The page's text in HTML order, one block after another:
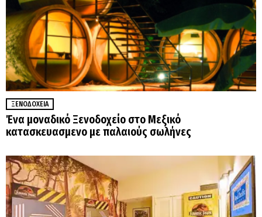
ΞΕΝΟΔΟΧΕΊΑ
Ένα μοναδικό Ξενοδοχείο στο Μεξικό
κατασκευασμενο με παλαιούς σωλήνες